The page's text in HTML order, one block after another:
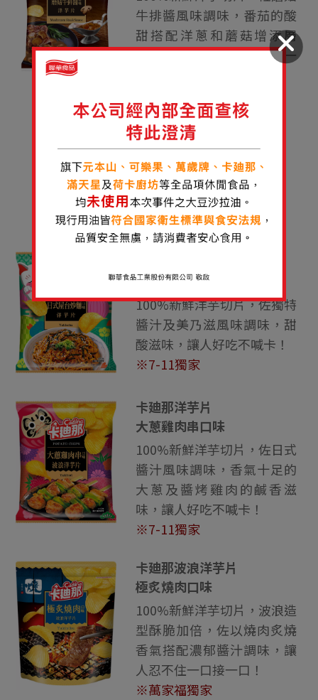
牛排醬風味調味，番茄的酸
甜搭配洋蔥和蘑菇增添層
次，讓人忍不住一口接一
期間限定
日式屋台炒麵口味
100%新鮮洋芋切片，佐獨特
醬汁及美乃滋風味調味，甜
酸滋味，讓人好吃不喊卡！
※7-11獨家
卡廸那洋芋片
大蔥雞肉串口味
100%新鮮洋芋切片，佐日式
醬汁風味調味，香氣十足的
大蔥及醬烤雞肉的鹹香滋
味，讓人好吃不喊卡！
※7-11獨家
卡廸那波浪洋芋片
極炙燒肉口味
100%新鮮洋芋切片，波浪造
型酥脆加倍，佐以燒肉炙燒
香氣搭配濃郁醬汁調味，讓
人忍不住一口接一口！
※萬家福獨家